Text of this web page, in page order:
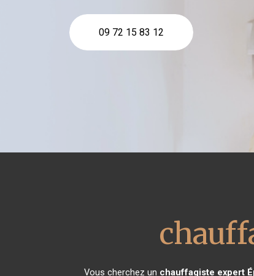
09 72 15 83 12
Vous cherchez un chauffagiste expert